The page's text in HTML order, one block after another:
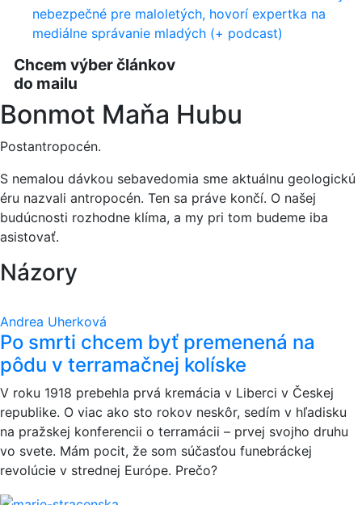
nebezpečné pre maloletých, hovorí expertka na
mediálne správanie mladých (+ podcast)
Chcem výber článkov
do mailu
Bonmot Maňa Hubu
Postantropocén.
S nemalou dávkou sebavedomia sme aktuálnu geologickú
éru nazvali antropocén. Ten sa práve končí. O našej
budúcnosti rozhodne klíma, a my pri tom budeme iba
asistovať.
Názory
Andrea Uherková
Po smrti chcem byť premenená na
pôdu v terramačnej kolíske
V roku 1918 prebehla prvá kremácia v Liberci v Českej
republike. O viac ako sto rokov neskôr, sedím v hľadisku
na pražskej konferencii o terramácii – prvej svojho druhu
vo svete. Mám pocit, že som súčasťou funebráckej
revolúcie v strednej Európe. Prečo?